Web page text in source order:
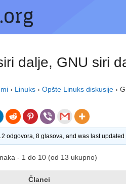
dalje, GNU siri
› Linuks › Opšte Linuks diskusije ›
odgovora, 8 glasova, and was last updated
- 1 do 10 (od 13 ukupno)
Članci